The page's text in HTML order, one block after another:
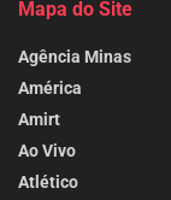
Mapa do Site
Agência Minas
América
Amirt
Ao Vivo
Atlético